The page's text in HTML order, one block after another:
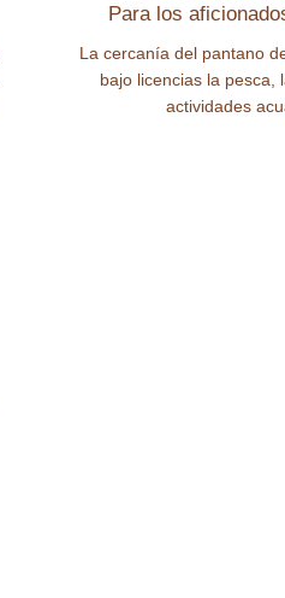
Para los
La cercanía del pantano
bajo licencias la pesca,
actividades